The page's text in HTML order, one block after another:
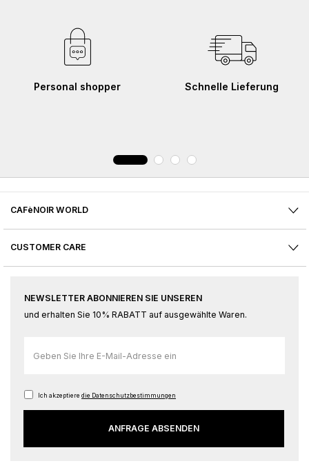
Personal shopper Schnelle Lieferung
CAFèNOIR WORLD
CUSTOMER CARE
NEWSLETTER ABONNIEREN SIE UNSEREN
und erhalten Sie 10% RABATT auf ausgewählte Waren.
für
unseren
Ich akzeptiere die Datenschutzbestimmungen
ANFRAGE ABSENDEN